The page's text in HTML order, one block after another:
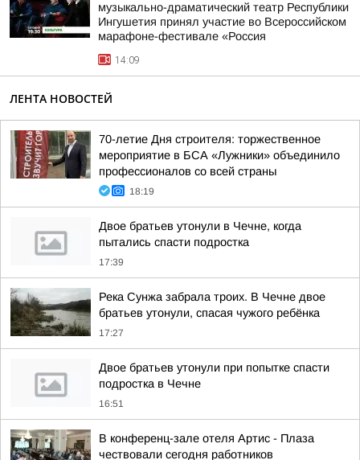
музыкально-драматический театр Республики
Ингушетия принял участие во Всероссийском
марафоне-фестивале «Россия
14:09
ЛЕНТА НОВОСТЕЙ
70-летие Дня строителя: торжественное
мероприятие в БСА «Лужники» объединило
профессионалов со всей страны
18:19
Двое братьев утонули в Чечне, когда
пытались спасти подростка
17:39
Река Сунжа забрала троих. В Чечне двое
братьев утонули, спасая чужого ребёнка
17:27
Двое братьев утонули при попытке спасти
подростка в Чечне
16:51
В конференц-зале отеля Артис - Плаза
чествовали сегодня работников